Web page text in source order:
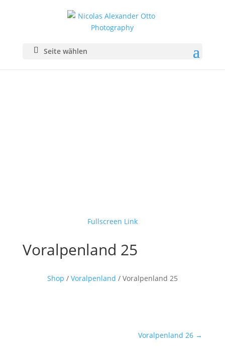
Seite wählen
Fullscreen Link
Voralpenland 25
Shop / Voralpenland / Voralpenland 25
Voralpenland 26 →